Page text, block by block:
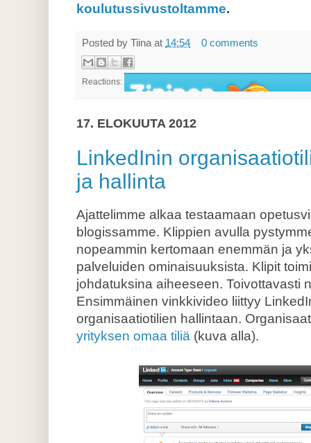
koulutussivustoltamme.
Posted by Tiina at 14:54 0 comments
Reactions:
17. ELOKUUTA 2012
LinkedInin
ja hallinta
Ajattelimme alkaa testaamaan
blogissamme. Klippien avulla
nopeammin kertomaan enemmän ja
palveluiden ominaisuuksista. Klipit
johdatuksina aiheeseen. Toivottavasti
Ensimmäinen vinkkivideo liittyy
organisaatiotilien hallintaan.
yrityksen omaa tiliä (kuva alla).